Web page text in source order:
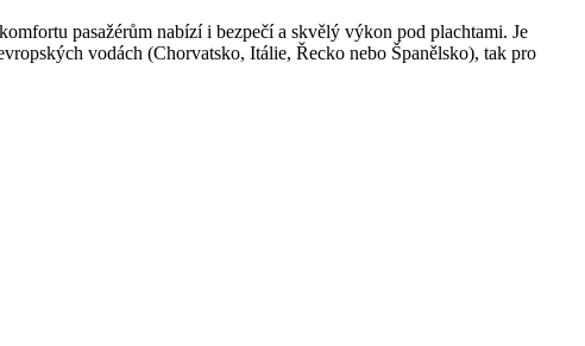
pasažérům nabízí i bezpečí a skvělý výkon pod plachtami. Je
vodách (Chorvatsko, Itálie, Řecko nebo Španělsko), tak pro